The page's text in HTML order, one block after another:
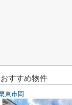
おすすめ物件
東市岡